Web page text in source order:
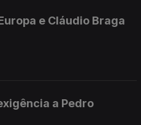
e Cláudio Braga
a Pedro